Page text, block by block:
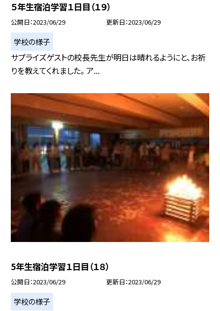
５年生宿泊学習１日目（１９）
公開日 2023/06/29 更新日 2023/06/29
学校の様子
サプライズゲストの校長先生が明日は晴れるようにと、お祈
りを教えてくれました。 ア...
5年生宿泊学習１日目（１８）
公開日 2023/06/29 更新日 2023/06/29
学校の様子